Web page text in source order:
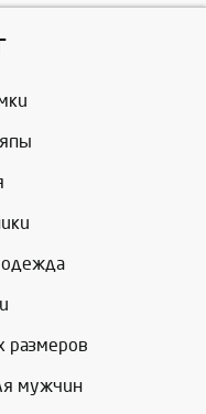
одежда
размеров
мужчин